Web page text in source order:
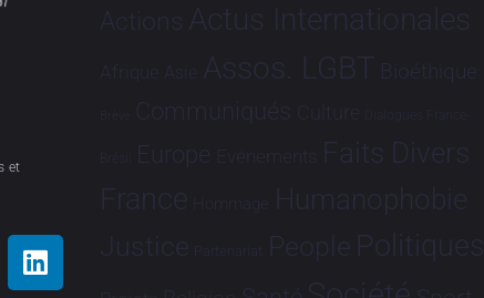
et
Actions Actus Internationales
Afrique Asie Assos. LGBT Bioéthique
Brève Communiqués Culture Dialogues France-
Brésil Europe Evénements Faits Divers
France Hommage Humanophobie
Justice Partenariat People Politiques